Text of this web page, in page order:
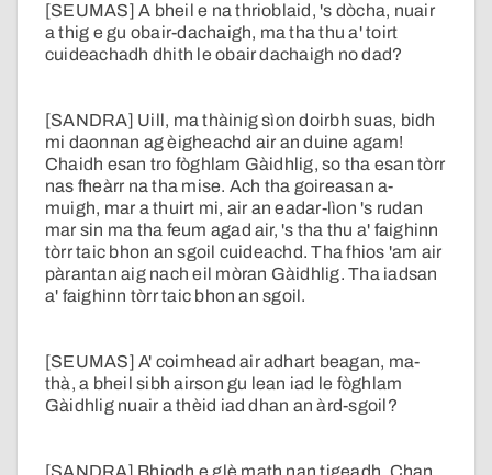
[SEUMAS] A bheil e na thrioblaid, 's dòcha, nuair
a thig e gu obair-dachaigh, ma tha thu a' toirt
cuideachadh dhith le obair dachaigh no dad?
[SANDRA] Uill, ma thàinig sìon doirbh suas, bidh
mi daonnan ag èigheachd air an duine agam!
Chaidh esan tro fòghlam Gàidhlig, so tha esan tòrr
nas fheàrr na tha mise. Ach tha goireasan a-
muigh, mar a thuirt mi, air an eadar-lìon 's rudan
mar sin ma tha feum agad air, 's tha thu a' faighinn
tòrr taic bhon an sgoil cuideachd. Tha fhios 'am air
pàrantan aig nach eil mòran Gàidhlig. Tha iadsan
a' faighinn tòrr taic bhon an sgoil.
[SEUMAS] A' coimhead air adhart beagan, ma-
thà, a bheil sibh airson gu lean iad le fòghlam
Gàidhlig nuair a thèid iad dhan an àrd-sgoil?